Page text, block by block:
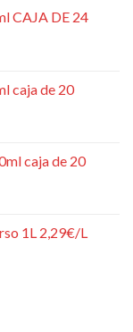
CAJA DE 24
caja de 20
caja de 20
1L 2,29€/L